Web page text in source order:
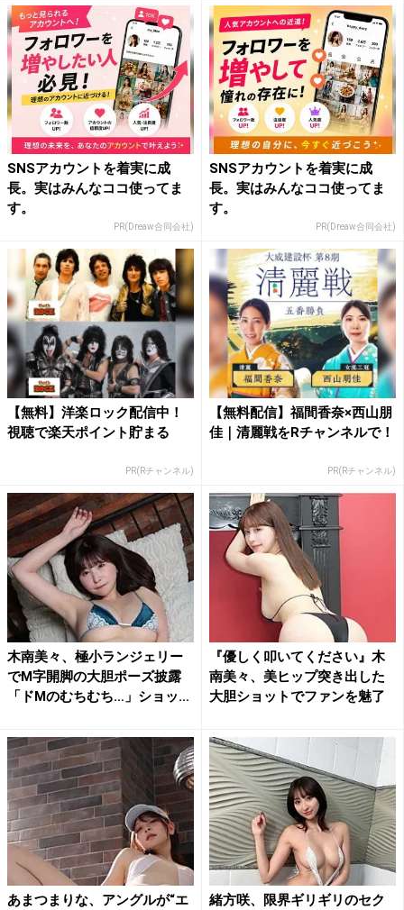
SNSアカウントを着実に成
長。実はみんなココ使ってま
す。
PR(Dreaw合同会社)
SNSアカウントを着実に成
長。実はみんなココ使ってま
す。
PR(Dreaw合同会社)
【無料】洋楽ロック配信中！
視聴で楽天ポイント貯まる
PR(Rチャンネル)
【無料配信】福間香奈×西山朋
佳｜清麗戦をRチャンネルで！
PR(Rチャンネル)
木南美々、極小ランジェリー
でM字開脚の大胆ポーズ披露
「ドMのむちむち…」ショッ
『優しく叩いてください』木
南美々、美ヒップ突き出した
大胆ショットでファンを魅了
あまつまりな、アングルが“エ
緒方咲、限界ギリギリのセク